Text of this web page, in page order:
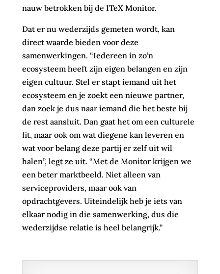
nauw betrokken bij de ITeX Monitor.
Dat er nu wederzijds gemeten wordt, kan
direct waarde bieden voor deze
samenwerkingen. “Iedereen in zo’n
ecosysteem heeft zijn eigen belangen en zijn
eigen cultuur. Stel er stapt iemand uit het
ecosysteem en je zoekt een nieuwe partner,
dan zoek je dus naar iemand die het beste bij
de rest aansluit. Dan gaat het om een culturele
fit, maar ook om wat diegene kan leveren en
wat voor belang deze partij er zelf uit wil
halen”, legt ze uit. “Met de Monitor krijgen we
een beter marktbeeld. Niet alleen van
serviceproviders, maar ook van
opdrachtgevers. Uiteindelijk heb je iets van
elkaar nodig in die samenwerking, dus die
wederzijdse relatie is heel belangrijk.”